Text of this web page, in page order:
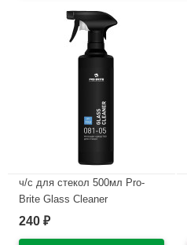
ч/с для стекол 500мл Pro-
Brite Glass Cleaner
Professional с курком арт.081-
240 ₽